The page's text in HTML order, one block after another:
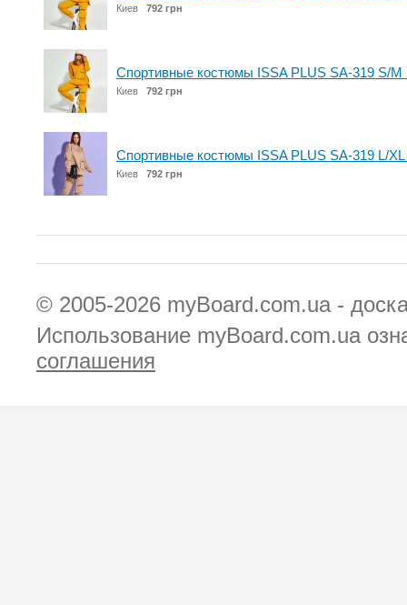
Киев 792 грн
Спортивные костюмы ISSA PLUS SA-319 S/M
Киев 792 грн
Спортивные костюмы ISSA PLUS SA-319 L/
Киев 792 грн
© 2005-2026 myBoard.com.ua -
Использование myBoard.com.ua
соглашения